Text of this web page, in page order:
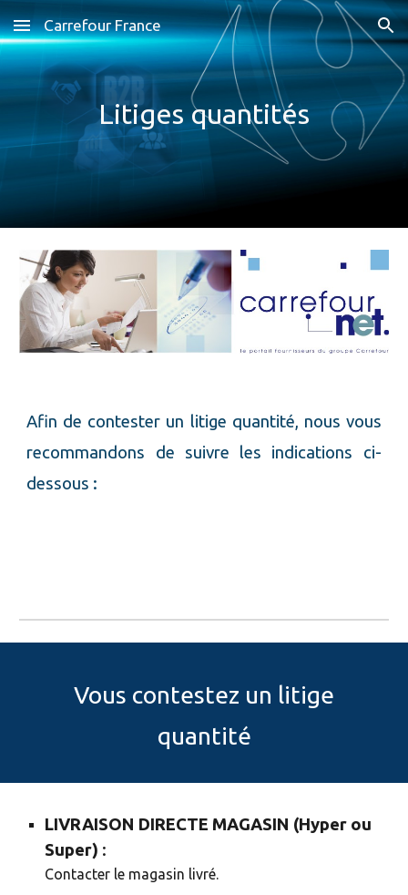
Skip to main content Skip to navigation
Carrefour France
Litiges quantités
Afin de contester un litige quantité, nous vous
recommandons de suivre les indications ci-
dessous :
Vous contestez un litige
quantité
LIVRAISON DIRECTE MAGASIN (Hyper ou
Super) :
Contacter le magasin livré.